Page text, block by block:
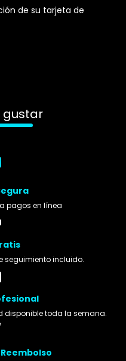
de su tarjeta de
gustar
pagos en línea
seguimiento incluido.
disponible toda la semana.